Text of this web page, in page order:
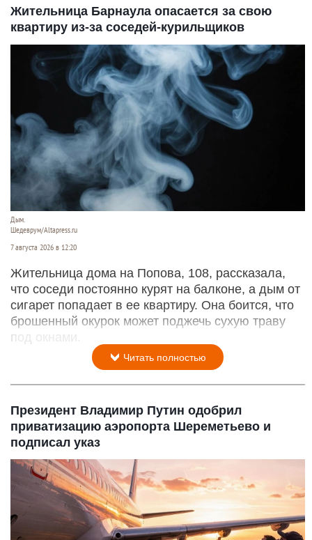
Жительница Барнаула опасается за свою
квартиру из-за соседей-курильщиков
Дым.
Шедеврум/Altapress.ru
7 августа 2026 в 12:20
Жительница дома на Попова, 108, рассказала,
что соседи постоянно курят на балконе, а дым от
сигарет попадает в ее квартиру. Она боится, что
брошенный окурок может поджечь сухую траву
под окнами.
Читать полностью
Президент Владимир Путин одобрил
приватизацию аэропорта Шереметьево и
подписал указ